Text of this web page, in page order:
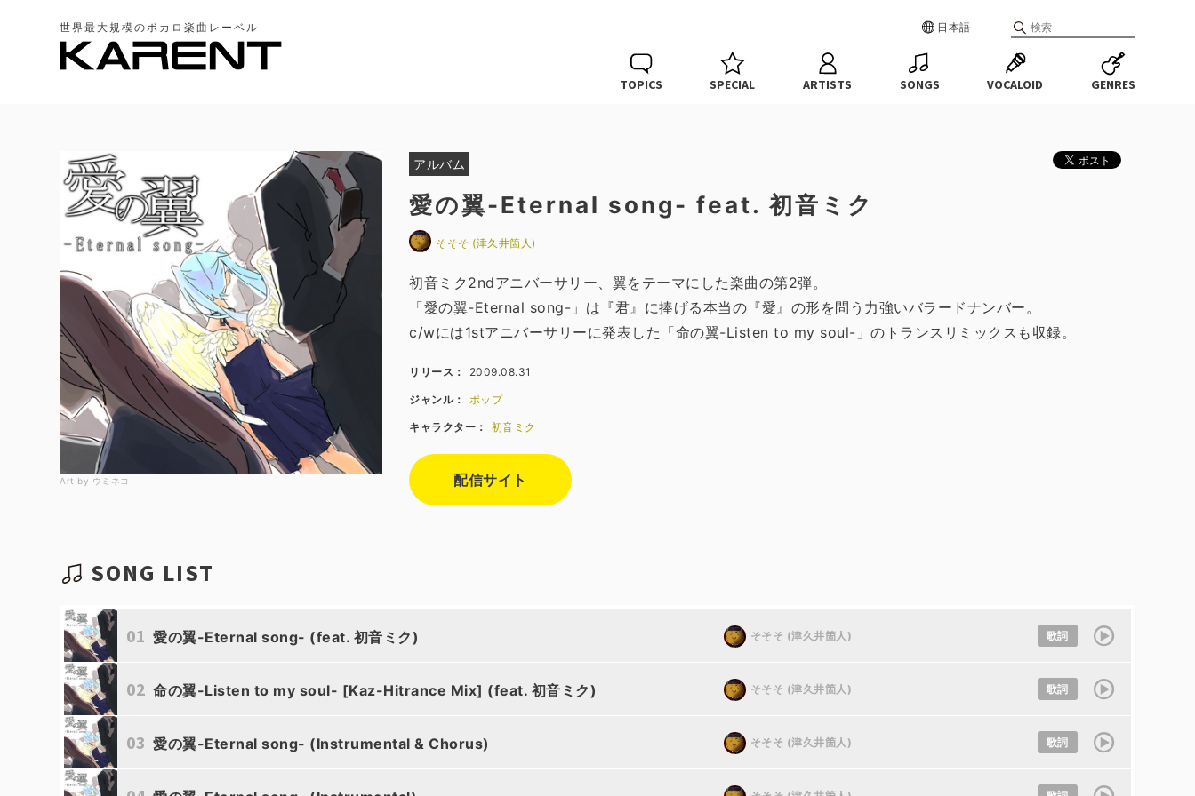
世界最大規模のボカロ楽曲レーベル 日本語
TOPICS SPECIAL ARTISTS SONGS VOCALOID GENRES
Art by ウミネコ
アルバム
愛の翼-Eternal song- feat. 初音ミク
そそそ (津久井箇人)
初音ミク2ndアニバーサリー、翼をテーマにした楽曲の第2弾。
「愛の翼-Eternal song-」は『君』に捧げる本当の『愛』の形を問う力強いバラードナンバー。
c/wには1stアニバーサリーに発表した「命の翼-Listen to my soul-」のトランスリミックスも収録。
リリース： 2009.08.31
ジャンル： ポップ
キャラクター： 初音ミク
配信サイト
SONG LIST
01 愛の翼-Eternal song- (feat. 初音ミク) そそそ (津久井箇人) 歌詞
02 命の翼-Listen to my soul- [Kaz-Hitrance Mix] (feat. 初音ミク) そそそ (津久井箇人) 歌詞
03 愛の翼-Eternal song- (Instrumental & Chorus) そそそ (津久井箇人) 歌詞